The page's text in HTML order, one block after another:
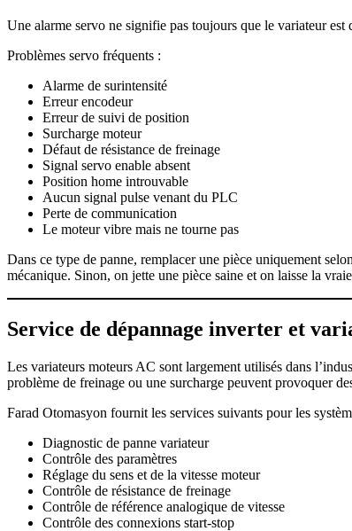
Une alarme servo ne signifie pas toujours que le variateur
Problèmes servo fréquents :
Alarme de surintensité
Erreur encodeur
Erreur de suivi de position
Surcharge moteur
Défaut de résistance de freinage
Signal servo enable absent
Position home introuvable
Aucun signal pulse venant du PLC
Perte de communication
Le moteur vibre mais ne tourne pas
Dans ce type de panne, remplacer une pièce uniquement
mécanique. Sinon, on jette une pièce saine et on laisse la
Service de dépannage inverter et
Les variateurs moteurs AC sont largement utilisés dans
problème de freinage ou une surcharge peuvent provoquer
Farad Otomasyon fournit les services suivants pour les
Diagnostic de panne variateur
Contrôle des paramètres
Réglage du sens et de la vitesse moteur
Contrôle de résistance de freinage
Contrôle de référence analogique de vitesse
Contrôle des connexions start-stop